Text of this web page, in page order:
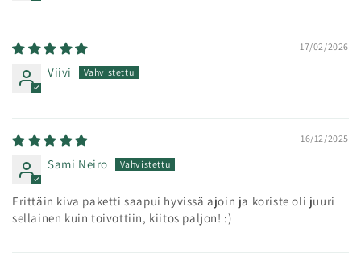
17/02/2026
Viivi
16/12/2025
Sami Neiro
Erittäin kiva paketti saapui hyvissä ajoin ja koriste oli juuri
sellainen kuin toivottiin, kiitos paljon! :)